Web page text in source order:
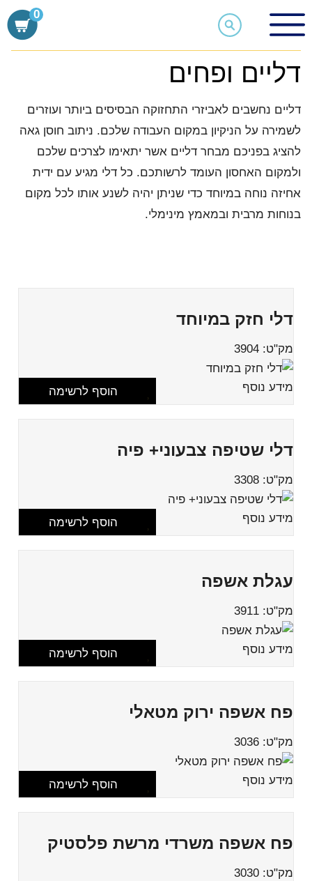
to
0
ציוד משקי
דליים ופחים
דליים נחשבים לאביזרי התחזוקה הבסיסים ביותר ועוזרים
לשמירה על הניקיון במקום העבודה שלכם. ניתוב חוסן גאה
להציג בפניכם מבחר דליים אשר יתאימו לצרכים שלכם
ולמקום האחסון העומד לרשותכם. כל דלי מגיע עם ידית
אחיזה נוחה במיוחד כדי שניתן יהיה לשנע אותו לכל מקום
בנוחות מרבית ובמאמץ מינימלי.
דלי חזק במיוחד
מק"ט: 3904
מידע נוסף הוסף לרשימה
דלי שטיפה צבעוני+ פיה
מק"ט: 3308
מידע נוסף הוסף לרשימה
עגלת אשפה
מק"ט: 3911
מידע נוסף הוסף לרשימה
פח אשפה ירוק מטאלי
מק"ט: 3036
מידע נוסף הוסף לרשימה
פח אשפה משרדי מרשת פלסטיק
מק"ט: 3030